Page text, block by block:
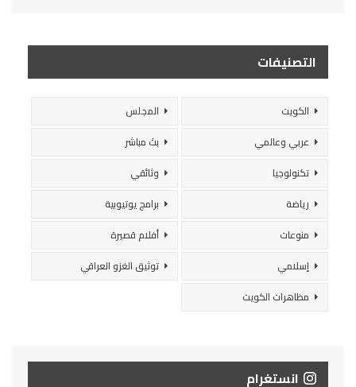
التصنيفات
الكويت
المجلس
عربي وعالمي
بث مباشر
تكنولوجيا
وثائقي
رياضة
برامج يوتيوبية
منوعات
أفلام قصيرة
إسلامي
توثيق الغزو العراقي
مظاهرات الكويت
انستغرام